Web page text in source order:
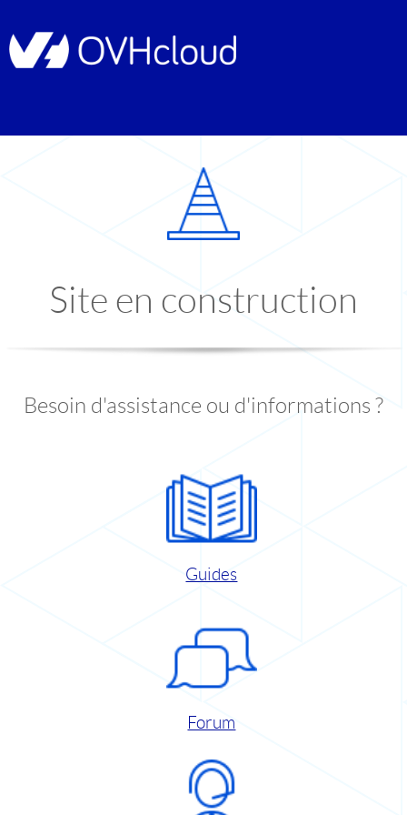
Site en construction
Besoin d'assistance ou d'informations ?
Guides
Forum